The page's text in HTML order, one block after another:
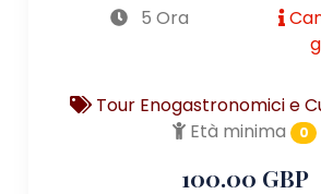
5 Ora
Tour Enogastronomici e
Età minima
0
100.00 GBP